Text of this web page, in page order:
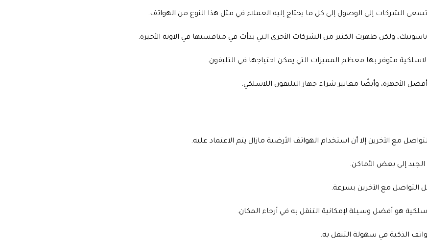
الشركات إلى الوصول إلى كل ما يحتاج إليه العملاء في مثل هذا النوع من الهواتف.
ولكن ظهرت الكثير من الشركات الأخرى التي بدأت في منافستها في الآونة الأخيرة.
الأجهزة، وأيضًا معايير شراء جهاز التليفون اللاسلكي.
مع الآخرين إلا أن استخدام الهواتف الأرضية مازال يتم الاعتماد عليه.
إلى بعض الأماكن.
التواصل مع الآخرين بسرعة.
هو أفضل وسيلة لإمكانية التنقل به في أرجاء المكان.
الذكية في سهولة التنقل به.